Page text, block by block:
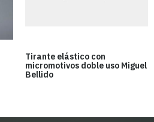
Tirante elástico con
micromotivos doble uso Miguel
Bellido